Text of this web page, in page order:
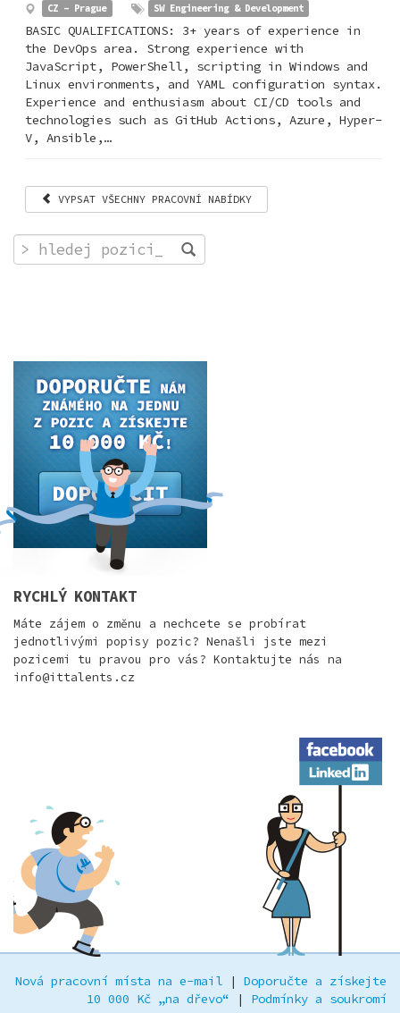
CZ - Prague SW Engineering & Development
BASIC QUALIFICATIONS: 3+ years of experience in
the DevOps area. Strong experience with
JavaScript, PowerShell, scripting in Windows and
Linux environments, and YAML configuration syntax.
Experience and enthusiasm about CI/CD tools and
technologies such as GitHub Actions, Azure, Hyper-
V, Ansible,…
VYPSAT VŠECHNY PRACOVNÍ NABÍDKY
RYCHLÝ KONTAKT
Máte zájem o změnu a nechcete se probírat
jednotlivými popisy pozic? Nenašli jste mezi
pozicemi tu pravou pro vás? Kontaktujte nás na
info@ittalents.cz
Facebook
LinkedIn
Nová pracovní místa na e-mail | Doporučte a získejte
10 000 Kč „na dřevo“ | Podmínky a soukromí